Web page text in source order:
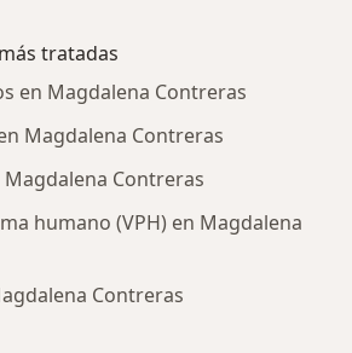
tratadas
en Magdalena Contreras
Magdalena Contreras
Contreras
humano (VPH) en Magdalena
Contreras